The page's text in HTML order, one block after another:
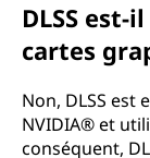
DLSS est-
cartes
Non, DLSS est
NVIDIA® et
conséquent,